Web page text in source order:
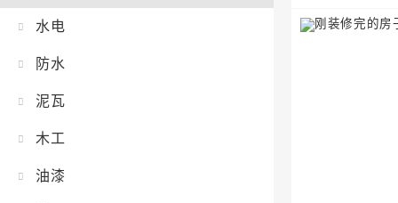
水电
防水
泥瓦
木工
油漆